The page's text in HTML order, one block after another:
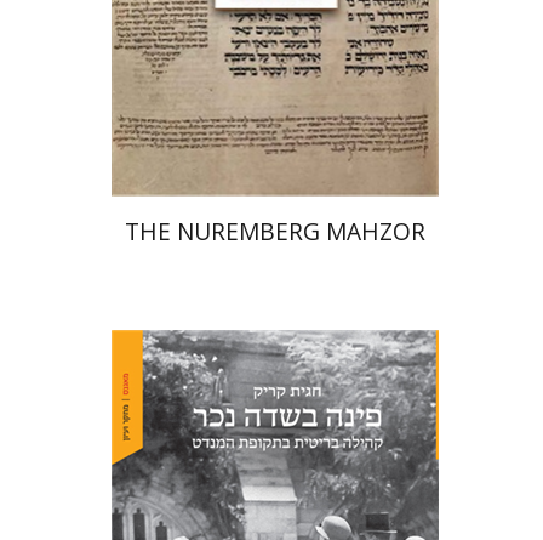
הנחת אתר ספר מודפס
$161
$145
THE NUREMBERG MAHZOR
חגית קריק